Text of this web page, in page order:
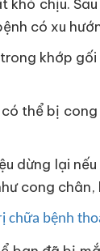
chịu.
có xu
khớp
thể bị
dừng lại
cong
chữa bệnh